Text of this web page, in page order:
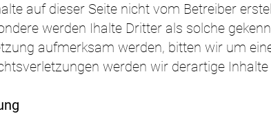
auf dieser Seite nicht vom Betreiber
werden Ihalte Dritter als solche
aufmerksam werden, bitten wir um
werden wir derartige